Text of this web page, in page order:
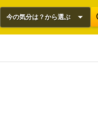
今の気分は？から選ぶ